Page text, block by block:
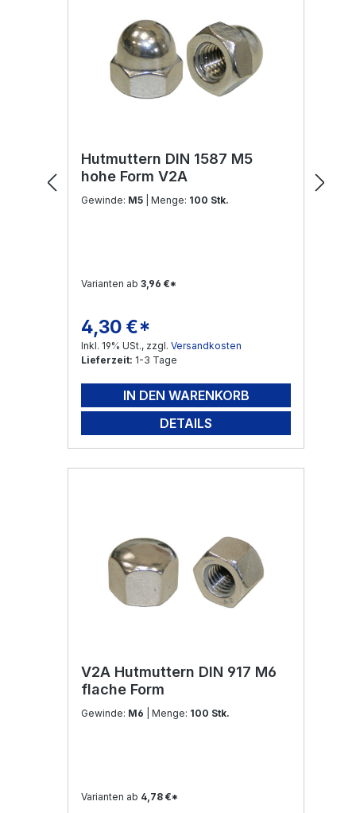
Hutmuttern DIN 1587 M5
hohe Form V2A
Gewinde: M5 | Menge: 100 Stk.
Varianten ab 3,96 €*
Regulärer Preis:
4,30 €*
Inkl. 19% USt., zzgl. Versandkosten
Lieferzeit: 1-3 Tage
IN DEN WARENKORB
DETAILS
V2A Hutmuttern DIN 917 M6
flache Form
Gewinde: M6 | Menge: 100 Stk.
Varianten ab 4,78 €*